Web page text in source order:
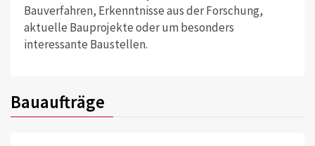
Bauverfahren, Erkenntnisse aus der Forschung,
aktuelle Bauprojekte oder um besonders
interessante Baustellen.
Bauaufträge